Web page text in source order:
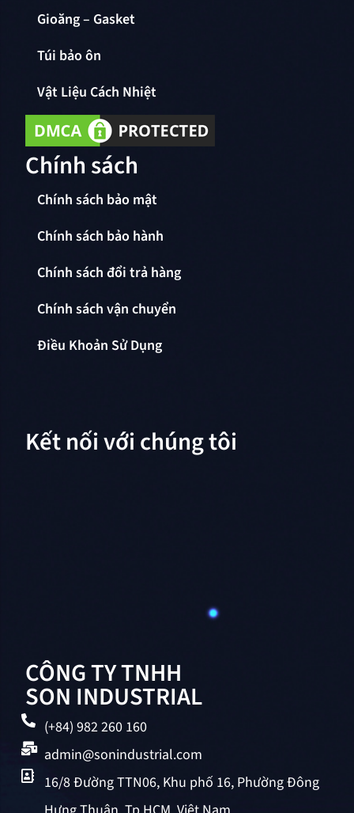
CÔNG TY TNHH
SON INDUSTRIAL
(+84) 982 260 160
admin@sonindustrial.com
16/8 Đường TTN06, Khu phố 16, Phường Đông
Gioăng – Gasket
Túi bảo ôn
Vật Liệu Cách Nhiệt
Chính sách
Chính sách bảo mật
Chính sách bảo hành
Chính sách đổi trả hàng
Chính sách vận chuyển
Điều Khoản Sử Dụng
Kết nối với chúng tôi